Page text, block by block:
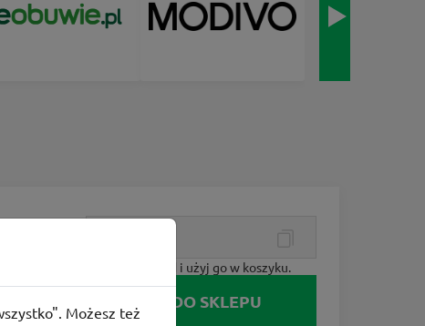
Skopiuj kod i użyj go w koszyku.
IDŹ DO SKLEPU
Możesz też